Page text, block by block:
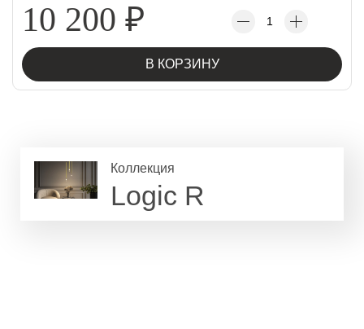
10 200 ₽
В КОРЗИНУ
Коллекция
Logic R